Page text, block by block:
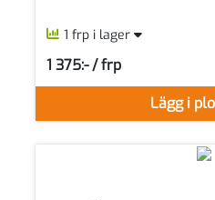
1 frp i lager
Lägg i
1 375:- / frp
SEK per FRP